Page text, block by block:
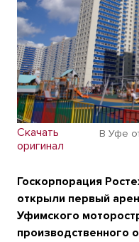
Скачать
оригинал
В Уфе
Госкорпорация
открыли первый
Уфимского
производственного